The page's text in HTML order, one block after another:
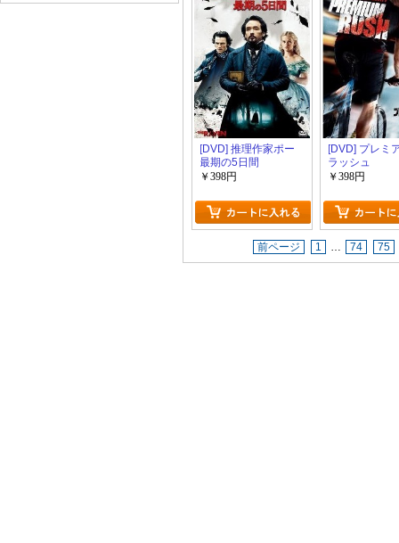
[DVD] 推理作家ポー
最期の5日間
￥398円
[DVD] プレミ
ラッシュ
￥398円
前ページ 1 … 74 75